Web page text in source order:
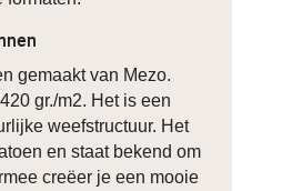
gemaakt van Mezo.
gr./m2. Het is een
weefstructuur. Het
en staat bekend om
creëer je een mooie